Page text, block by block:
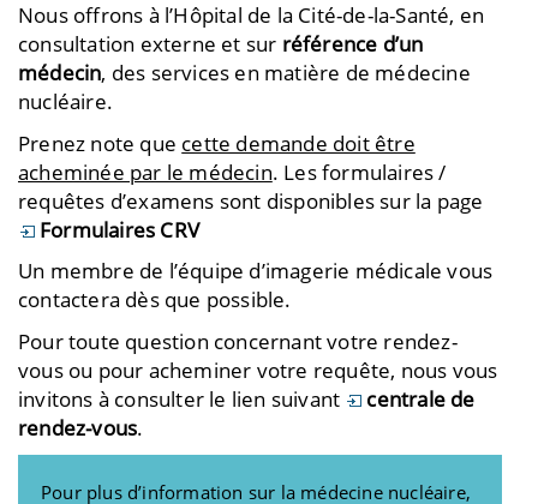
Nous offrons à l’Hôpital de la Cité-de-la-Santé, en
consultation externe et sur référence d’un
médecin, des services en matière de médecine
nucléaire.
Prenez note que cette demande doit être
acheminée par le médecin. Les formulaires /
requêtes d’examens sont disponibles sur la page
Formulaires CRV
Un membre de l’équipe d’imagerie médicale vous
contactera dès que possible.
Pour toute question concernant votre rendez-
vous ou pour acheminer votre requête, nous vous
invitons à consulter le lien suivant
centrale de
rendez-vous.
Pour plus d’information sur la médecine nucléaire,